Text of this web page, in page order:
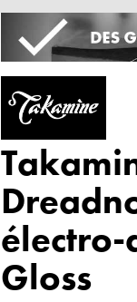
Gloss